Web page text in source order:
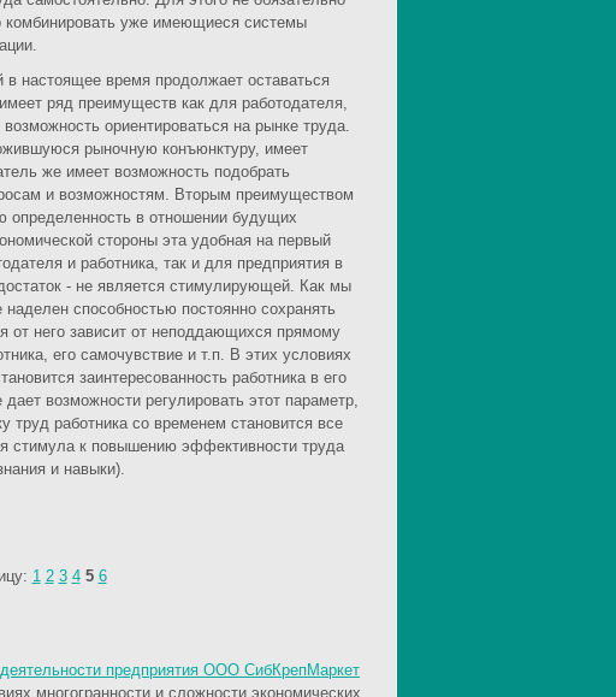
комбинировать уже имеющиеся системы
настоящее время продолжает оставаться
ряд преимуществ как для работодателя,
ориентироваться на рынке труда.
рыночную конъюнктуру, имеет
же имеет возможность подобрать
и возможностям. Вторым преимуществом
определенность в отношении будущих
стороны эта удобная на первый
и работника, так и для предприятия в
- не является стимулирующей. Как мы
способностью постоянно сохранять
от него зависит от неподдающихся прямому
его самочувствие и т.п. В этих условиях
заинтересованность работника в его
возможности регулировать этот параметр,
труд работника со временем становится все
стимула к повышению эффективности труда
и навыки).
1 2 3 4 5 6
предприятия ООО СибКрепМаркет
многогранности и сложности экономических